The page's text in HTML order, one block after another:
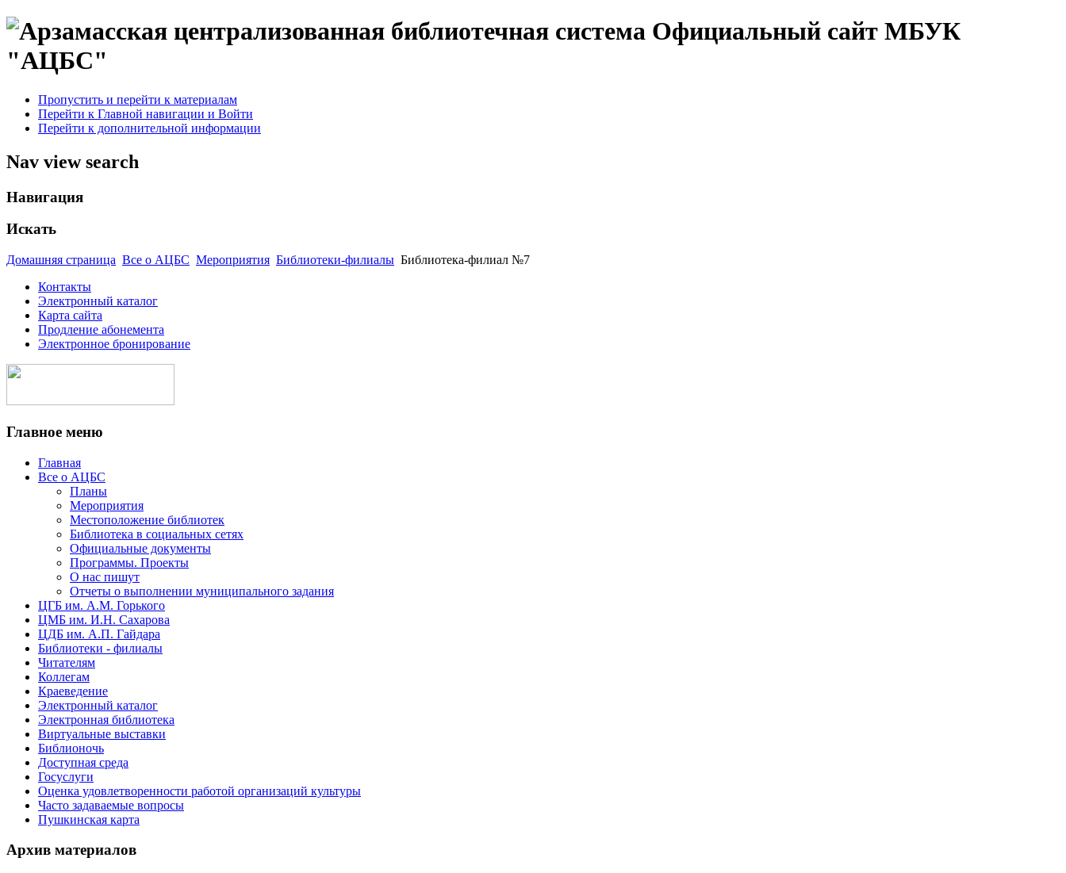
Официальный сайт МБУК
"АЦБС"
Пропустить и перейти к материалам
Перейти к Главной навигации и Войти
Перейти к дополнительной информации
Nav view search
Навигация
Искать
Домашняя страница Все о АЦБС Мероприятия Библиотеки-филиалы Библиотека-филиал №7
Контакты
Электронный каталог
Карта сайта
Продление абонемента
Электронное бронирование
Главное меню
Главная
Все о АЦБС
Планы
Мероприятия
Местоположение библиотек
Библиотека в социальных сетях
Официальные документы
Программы. Проекты
О нас пишут
Отчеты о выполнении муниципального задания
ЦГБ им. А.М. Горького
ЦМБ им. И.Н. Сахарова
ЦДБ им. А.П. Гайдара
Библиотеки - филиалы
Читателям
Коллегам
Краеведение
Электронный каталог
Электронная библиотека
Виртуальные выставки
Библионочь
Доступная среда
Госуслуги
Оценка удовлетворенности работой организаций культуры
Часто задаваемые вопросы
Пушкинская карта
Архив материалов